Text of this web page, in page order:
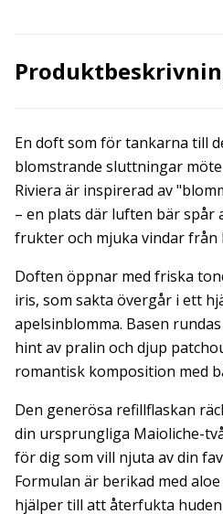
En doft som för tankarna till
blomstrande sluttningar
Riviera är inspirerad av
– en plats där luften bär spår
frukter och mjuka vindar från
Doften öppnar med friska
iris, som sakta övergår i ett
apelsinblomma. Basen
hint av pralin och djup
romantisk komposition med
Den generösa refillflaskan
din ursprungliga Maioliche-
för dig som vill njuta av din
Formulan är berikad med
hjälper till att återfukta huden